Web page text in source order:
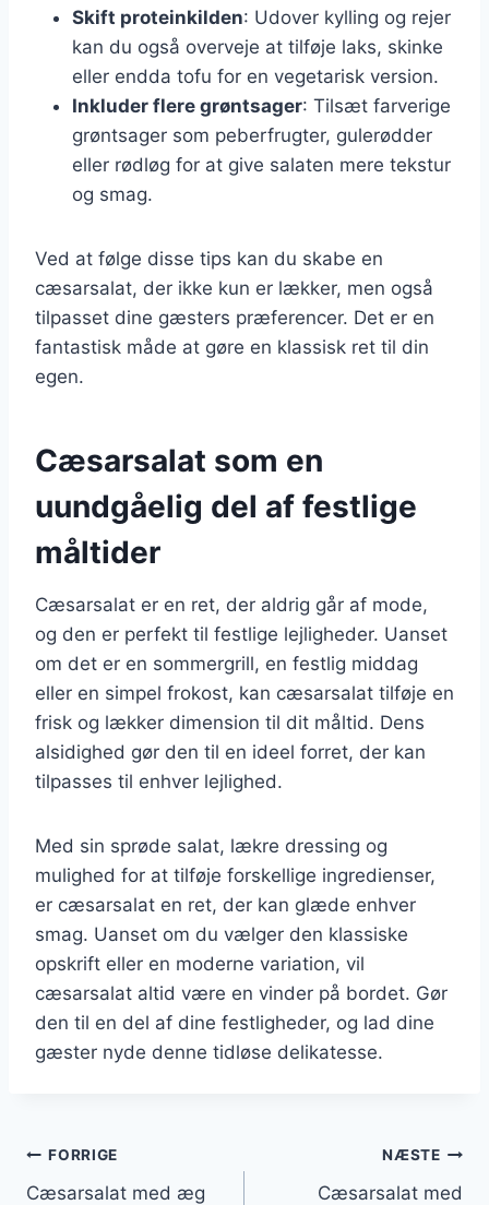
Skift proteinkilden: Udover kylling og rejer
kan du også overveje at tilføje laks, skinke
eller endda tofu for en vegetarisk version.
Inkluder flere grøntsager: Tilsæt farverige
grøntsager som peberfrugter, gulerødder
eller rødløg for at give salaten mere tekstur
og smag.
Ved at følge disse tips kan du skabe en
cæsarsalat, der ikke kun er lækker, men også
tilpasset dine gæsters præferencer. Det er en
fantastisk måde at gøre en klassisk ret til din
egen.
Cæsarsalat som en
uundgåelig del af festlige
måltider
Cæsarsalat er en ret, der aldrig går af mode,
og den er perfekt til festlige lejligheder. Uanset
om det er en sommergrill, en festlig middag
eller en simpel frokost, kan cæsarsalat tilføje en
frisk og lækker dimension til dit måltid. Dens
alsidighed gør den til en ideel forret, der kan
tilpasses til enhver lejlighed.
Med sin sprøde salat, lækre dressing og
mulighed for at tilføje forskellige ingredienser,
er cæsarsalat en ret, der kan glæde enhver
smag. Uanset om du vælger den klassiske
opskrift eller en moderne variation, vil
cæsarsalat altid være en vinder på bordet. Gør
den til en del af dine festligheder, og lad dine
gæster nyde denne tidløse delikatesse.
Indlægsnavigation
FORRIGE
Cæsarsalat med æg
NÆSTE
Cæsarsalat med